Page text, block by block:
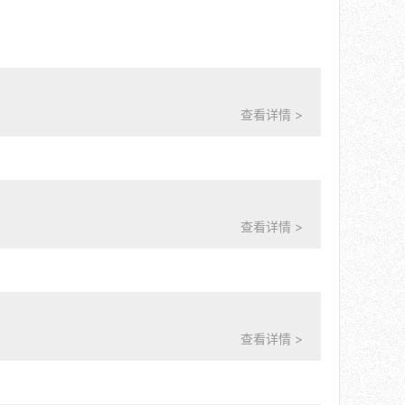
查看详情 >
查看详情 >
查看详情 >